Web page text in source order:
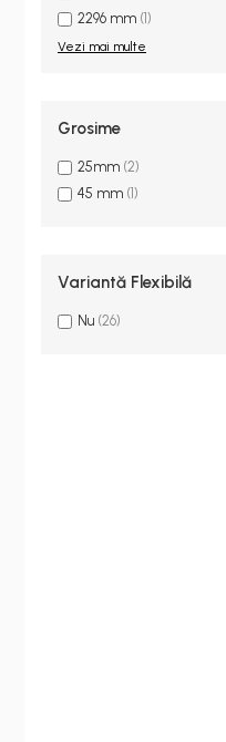
2296 mm (1)
Vezi mai multe
Grosime
25mm (2)
45 mm (1)
Variantă Flexibilă
Nu (26)